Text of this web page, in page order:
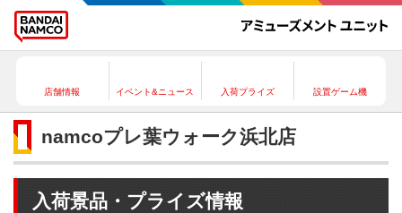
店舗情報 イベント&ニュース 入荷プライズ 設置ゲーム機
namcoプレ葉ウォーク浜北店
入荷景品・プライズ情報